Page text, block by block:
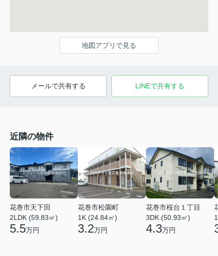
地図アプリで見る
メールで共有する LINEで共有する
近隣の物件
花巻市天下田
2LDK (59.83㎡)
5.5万円
花巻市松園町
1K (24.84㎡)
3.2万円
花巻市桜台１丁目
3DK (50.93㎡)
4.3万円